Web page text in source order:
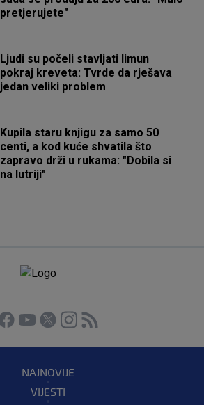
pretjerujete"
Ljudi su počeli stavljati limun
pokraj kreveta: Tvrde da rješava
jedan veliki problem
Kupila staru knjigu za samo 50
centi, a kod kuće shvatila što
zapravo drži u rukama: "Dobila si
na lutriji"
NAJNOVIJE
VIJESTI